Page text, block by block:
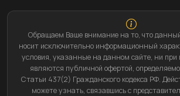
Обращаем Ваше внимание на то, что
носит исключительно информационный
условия, указанные на данном сайте, ни при
являются публичной офертой,
Статьи 437(2) Гражданского кодекса РФ.
можете узнать, связавшись с